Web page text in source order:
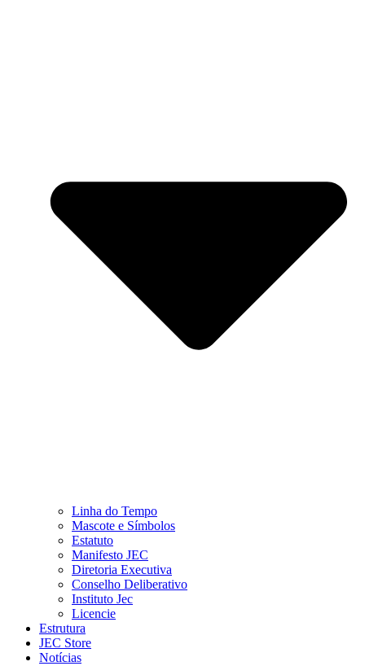
Linha do Tempo
Mascote e Símbolos
Estatuto
Manifesto JEC
Diretoria Executiva
Conselho Deliberativo
Instituto Jec
Licencie
Estrutura
JEC Store
Notícias